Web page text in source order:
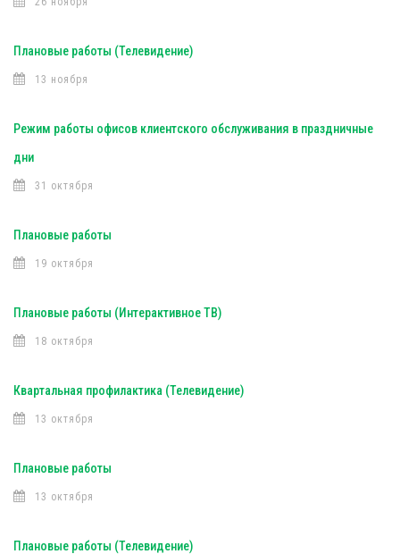
Плановые работы (Телевидение)
13 ноября
Режим работы офисов клиентского обслуживания в праздничные
дни
31 октября
Плановые работы
19 октября
Плановые работы (Интерактивное ТВ)
18 октября
Квартальная профилактика (Телевидение)
13 октября
Плановые работы
13 октября
Плановые работы (Телевидение)